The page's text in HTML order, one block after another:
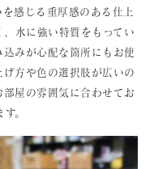
感じる重厚感のある仕上
、水に強い特質をもってい
込みが心配な箇所にもお使
方や色の選択肢が広いの
屋の雰囲気に合わせてお
。